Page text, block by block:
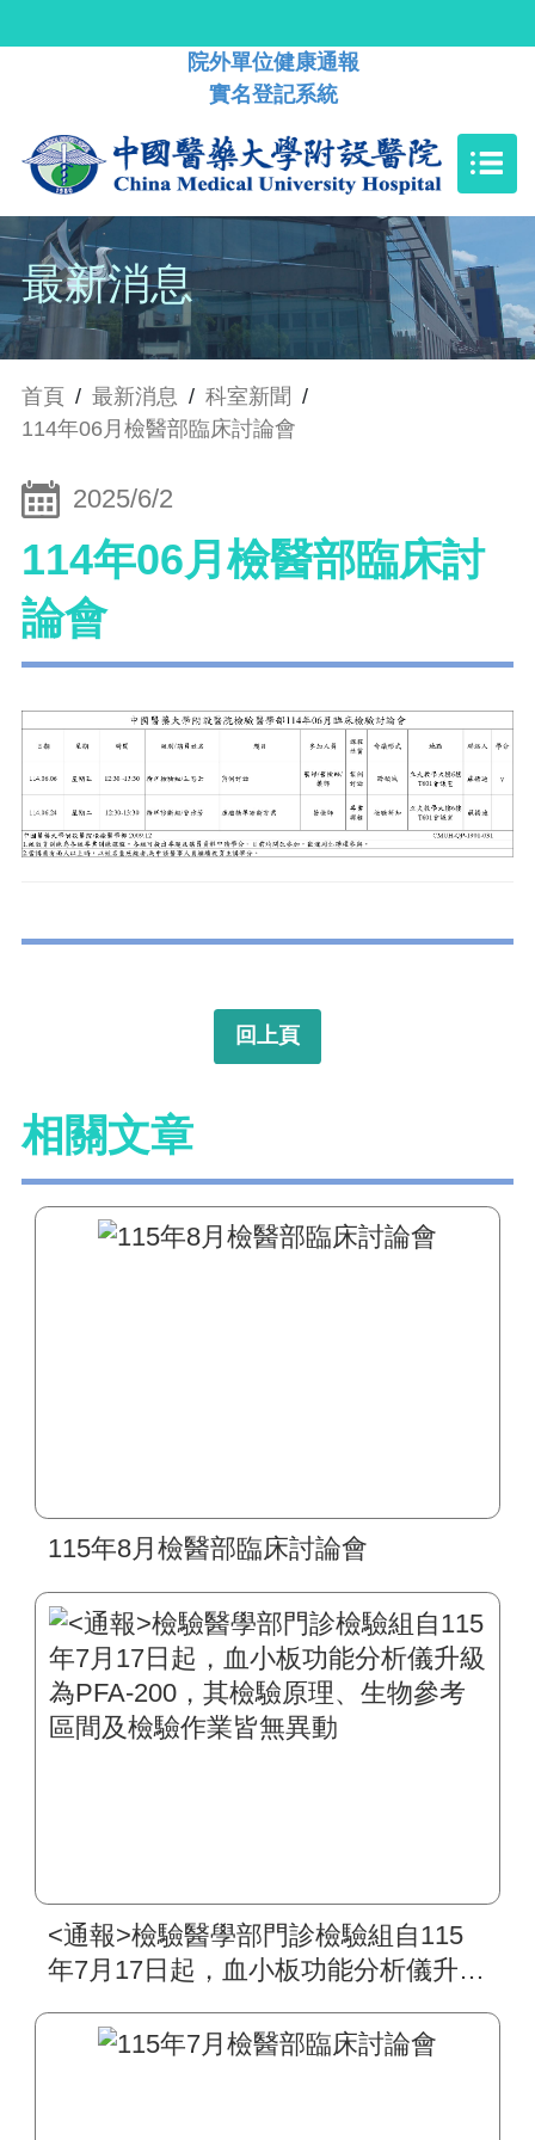
院外單位健康通報
實名登記系統
最新消息
首頁 / 最新消息 / 科室新聞 /
114年06月檢醫部臨床討論會
2025/6/2
114年06月檢醫部臨床討
論會
回上頁
相關文章
115年8月檢醫部臨床討論會
<通報>檢驗醫學部門診檢驗組自115
年7月17日起，血小板功能分析儀升級
區間及檢驗作業皆無異動